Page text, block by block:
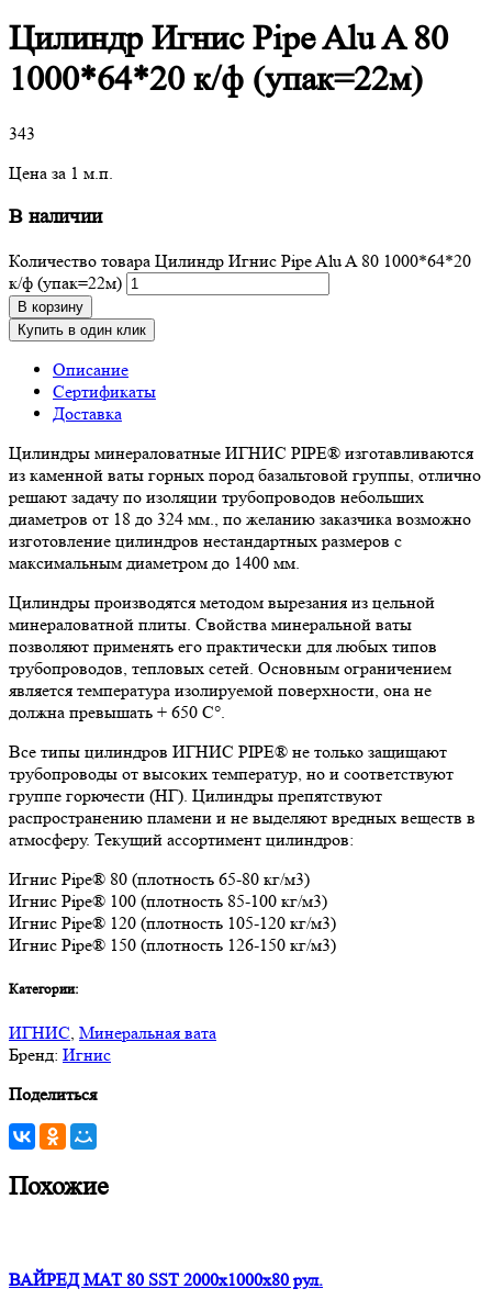
Цилиндр Игнис Pipe Alu A 80
1000*64*20 к/ф (упак=22м)
343
Цена за 1 м.п.
В наличии
Количество товара Цилиндр Игнис Pipe Alu A 80 1000*64*20
к/ф (упак=22м)
В корзину
Купить в один клик
Описание
Сертификаты
Доставка
Цилиндры минераловатные ИГНИС PIPE® изготавливаются
из каменной ваты горных пород базальтовой группы, отлично
решают задачу по изоляции трубопроводов небольших
диаметров от 18 до 324 мм., по желанию заказчика возможно
изготовление цилиндров нестандартных размеров с
максимальным диаметром до 1400 мм.
Цилиндры производятся методом вырезания из цельной
минераловатной плиты. Свойства минеральной ваты
позволяют применять его практически для любых типов
трубопроводов, тепловых сетей. Основным ограничением
является температура изолируемой поверхности, она не
должна превышать + 650 C°.
Все типы цилиндров ИГНИС PIPE® не только защищают
трубопроводы от высоких температур, но и соответствуют
группе горючести (НГ). Цилиндры препятствуют
распространению пламени и не выделяют вредных веществ в
атмосферу. Текущий ассортимент цилиндров:
Игнис Pipe® 80 (плотность 65-80 кг/м3)
Игнис Pipe® 100 (плотность 85-100 кг/м3)
Игнис Pipe® 120 (плотность 105-120 кг/м3)
Игнис Pipe® 150 (плотность 126-150 кг/м3)
Категории:
ИГНИС, Минеральная вата
Бренд: Игнис
Поделиться
Похожие
ВАЙРЕД МАТ 80 SST 2000x1000x80 рул.